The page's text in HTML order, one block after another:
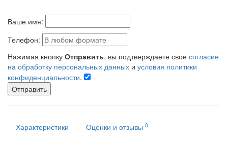
Ваше имя:
Телефон:
Нажимая кнопку Отправить, вы подтверждаете свое согласие
на обработку персональных данных и условия политики
конфиденциальности.
Отправить
Характеристики Оценки и отзывы 0